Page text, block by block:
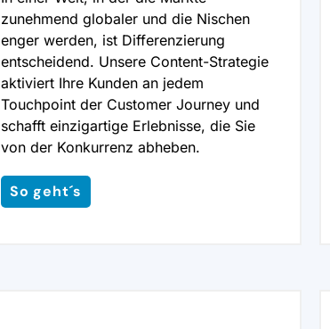
zunehmend globaler und die Nischen
enger werden, ist Differenzierung
entscheidend. Unsere Content-Strategie
aktiviert Ihre Kunden an jedem
Touchpoint der Customer Journey und
schafft einzigartige Erlebnisse, die Sie
von der Konkurrenz abheben.
So geht´s